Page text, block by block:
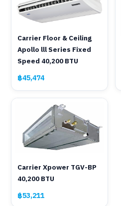
Carrier Floor & Ceiling
Apollo lll Series Fixed
Speed 40,200 BTU
฿45,474
Carrier Xpower TGV-BP
40,200 BTU
฿53,211